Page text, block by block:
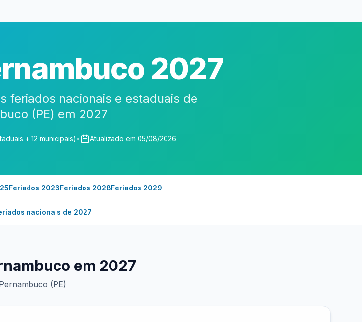
2027
feriados nacionais e estaduais de
(PE) em 2027
+ 12 municipais) • Atualizado em 05/08/2026
Feriados 2026Feriados 2028Feriados 2029
nacionais de 2027
em 2027
(PE)